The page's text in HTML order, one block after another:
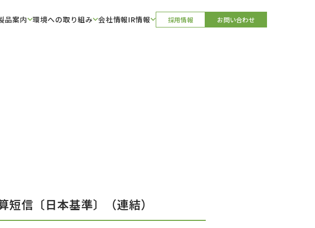
品案内 環境への取り組み 会社情報IR情報 採用情報 お問い合わせ
信〔日本基準〕（連結）